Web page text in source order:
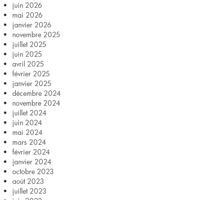
juin 2026
mai 2026
janvier 2026
novembre 2025
juillet 2025
juin 2025
avril 2025
février 2025
janvier 2025
décembre 2024
novembre 2024
juillet 2024
juin 2024
mai 2024
mars 2024
février 2024
janvier 2024
octobre 2023
août 2023
juillet 2023